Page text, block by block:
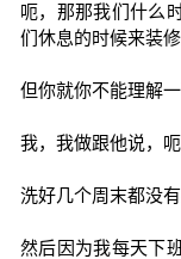
呃，那那我们什么
们休息的时候来装修
但你就你不能理解一
我，我做跟他说，
洗好几个周末都没
然后因为我每天下